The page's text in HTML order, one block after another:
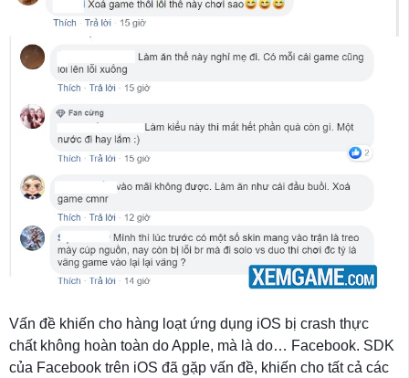
Vấn đề khiến cho hàng loạt ứng dụng iOS bị crash thực
chất không hoàn toàn do Apple, mà là do… Facebook. SDK
của Facebook trên iOS đã gặp vấn đề, khiến cho tất cả các